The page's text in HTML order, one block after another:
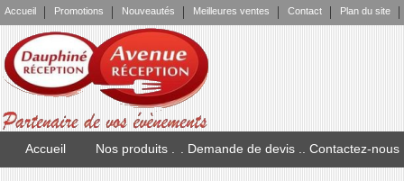
Accueil Promotions Nouveautés Meilleures ventes Contact Plan du site
Accueil Nos produits . . Demande de devis . . Contactez-nous